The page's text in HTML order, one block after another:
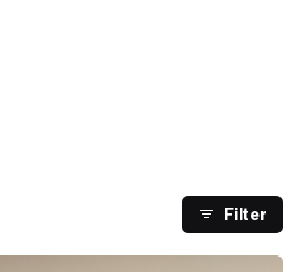
Filter